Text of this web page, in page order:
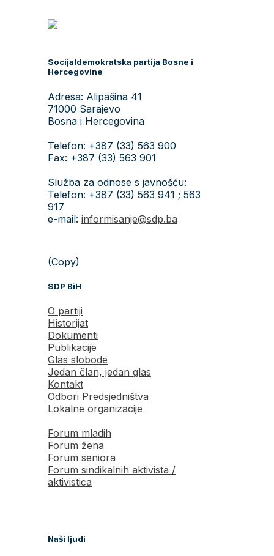
Socijaldemokratska partija Bosne i
Hercegovine
Adresa: Alipašina 41
71000 Sarajevo
Bosna i Hercegovina
Telefon: +387 (33) 563 900
Fax: +387 (33) 563 901
Služba za odnose s javnošću:
Telefon: +387 (33) 563 941 ; 563
917
e-mail: informisanje@sdp.ba
(Copy)
SDP BiH
O partiji
Historijat
Dokumenti
Publikacije
Glas slobode
Jedan član, jedan glas
Kontakt
Odbori Predsjedništva
Lokalne organizacije
Forum mladih
Forum žena
Forum seniora
Forum sindikalnih aktivista /
aktivistica
Naši ljudi